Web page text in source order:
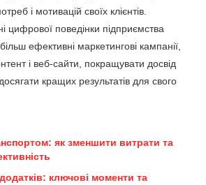
і мотивацій своїх клієнтів.
цифрової поведінки підприємства
ефективні маркетингові кампанії,
і веб-сайти, покращувати досвід
кращих результатів для свого
як зменшити витрати та
ключові моменти та